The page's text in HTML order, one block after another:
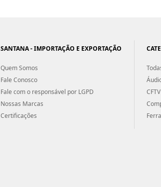
SANTANA - IMPORTAÇÃO E EXPORTAÇÃO
Quem Somos
Fale Conosco
Fale com o responsável por LGPD
Nossas Marcas
Certificações
CFTV